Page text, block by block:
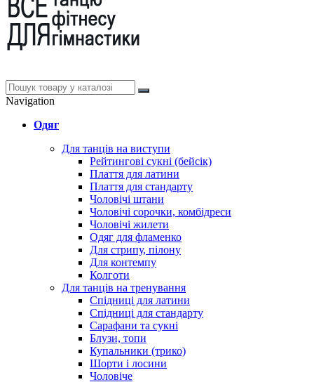
Navigation
Одяг
Для танців на виступи
Рейтингові сукні (бейсік)
Плаття для латини
Плаття для стандарту
Чоловічі штани
Чоловічі сорочки, комбідреси
Чоловічі жилети
Одяг для фламенко
Для стрипу, пілону
Для контемпу
Колготи
Для танців на тренування
Спідниці для латини
Спідниці для стандарту
Сарафани та сукні
Блузи, топи
Купальники (трико)
Шорти і лосини
Чоловіче